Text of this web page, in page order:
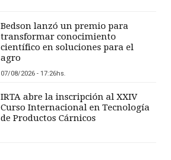
Bedson lanzó un premio para
transformar conocimiento
científico en soluciones para el
agro
07/08/2026 - 17:26hs.
IRTA abre la inscripción al XXIV
Curso Internacional en Tecnología
de Productos Cárnicos